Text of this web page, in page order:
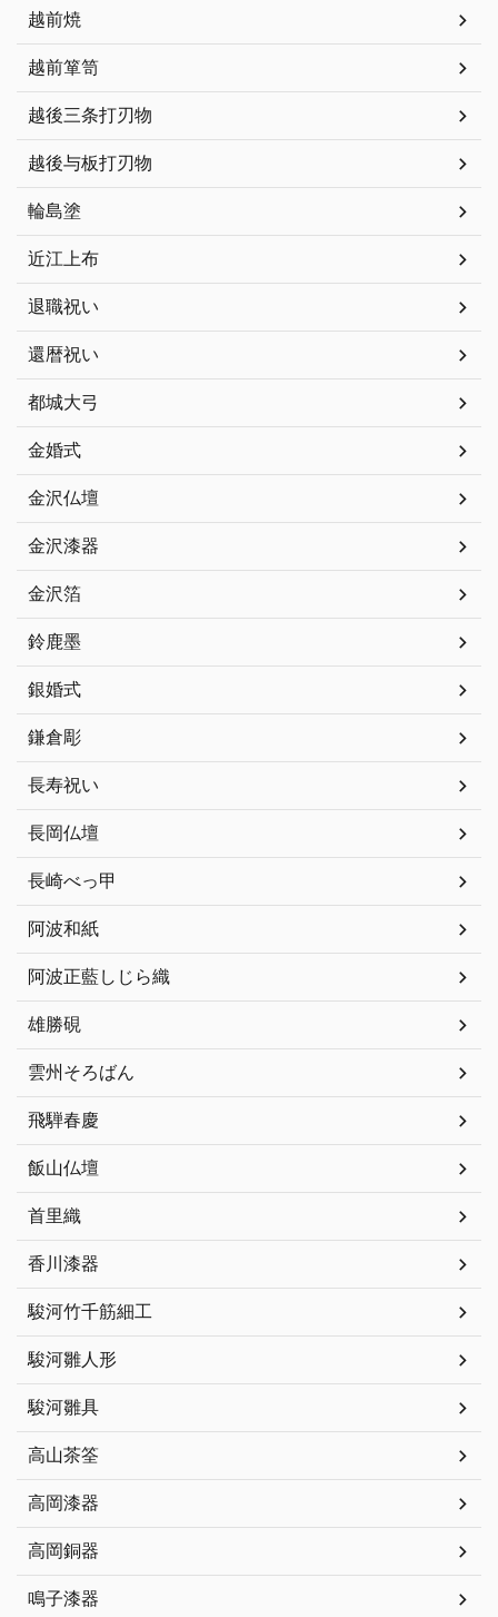
越前焼
越前箪笥
越後三条打刃物
越後与板打刃物
輪島塗
近江上布
退職祝い
還暦祝い
都城大弓
金婚式
金沢仏壇
金沢漆器
金沢箔
鈴鹿墨
銀婚式
鎌倉彫
長寿祝い
長岡仏壇
長崎べっ甲
阿波和紙
阿波正藍しじら織
雄勝硯
雲州そろばん
飛騨春慶
飯山仏壇
首里織
香川漆器
駿河竹千筋細工
駿河雛人形
駿河雛具
高山茶筌
高岡漆器
高岡銅器
鳴子漆器